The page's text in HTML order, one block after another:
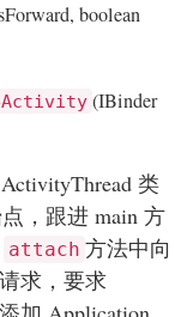
boolean
(IBinder
类
，跟进 main 方
attach 方法中向
求，要求